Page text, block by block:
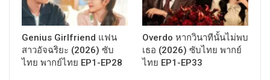
Genius Girlfriend แฟน
สาวอัจฉริยะ (2026) ซับ
ไทย พากย์ไทย EP1-EP28
Overdo หากวินาทีนั้นไม่พบ
เธอ (2026) ซับไทย พากย์
ไทย EP1-EP33